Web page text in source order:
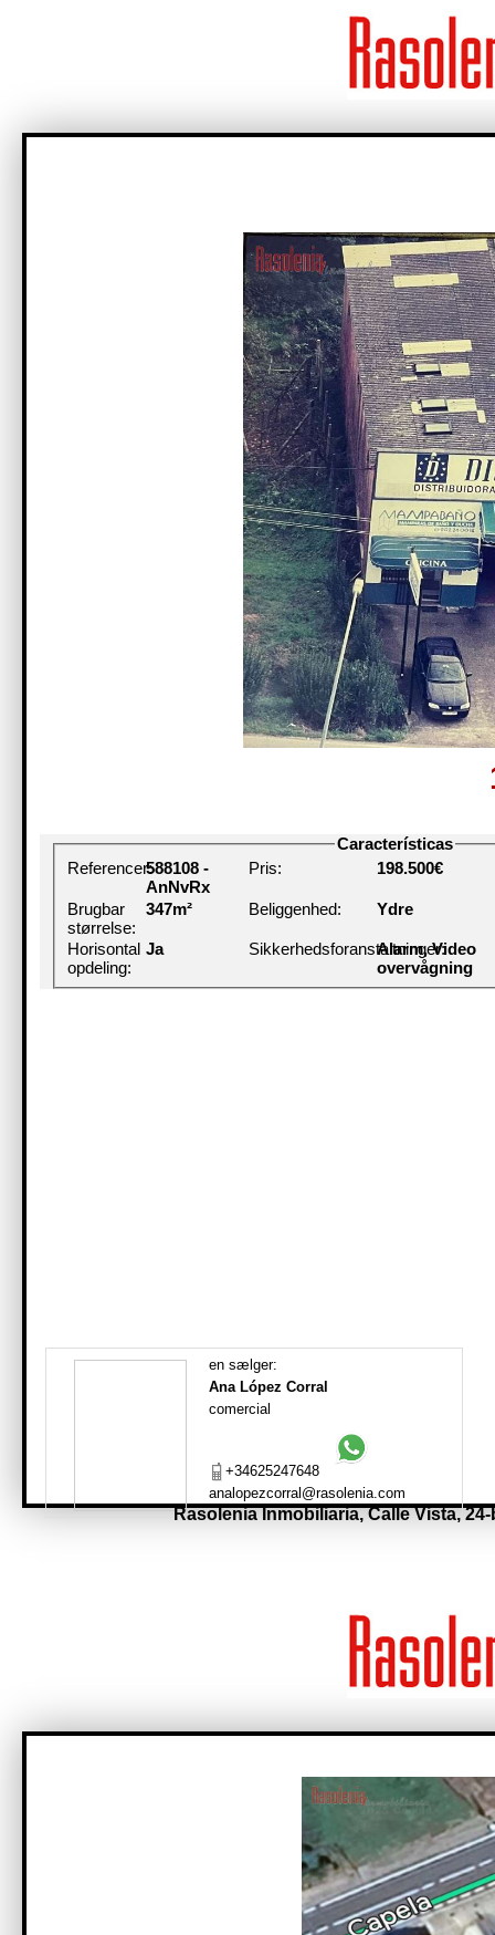
Características
Referencer:588108 -
AnNvRx
Pris: 198.500€
Brugbar
størrelse:
347m² Beliggenhed: Ydre
Horisontal
opdeling:
Ja Sikkerhedsforanstaltninger:
Alarm, Video
overvågning
en sælger:
Ana López Corral
comercial
+34625247648
analopezcorral@rasolenia.com
Rasolenia Inmobiliaria,Calle Vista,